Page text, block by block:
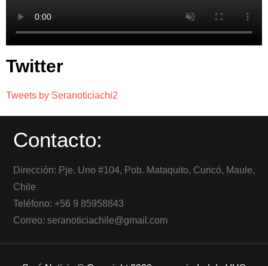
Twitter
Tweets by Seranoticiachi2
Contacto:
Dirección: Pje. Uno #104, Pob. Mataquito, Curicó, Maule,
Chile
Teléfono: +56 9 85958843
Correo: seranoticiachile@gmail.com